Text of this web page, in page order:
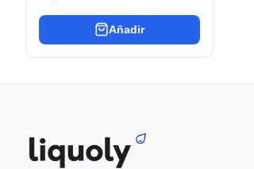
Añadir